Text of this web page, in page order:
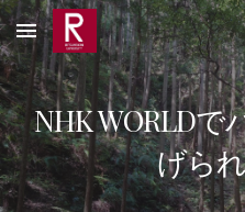
Skip to main content
NHK WORLD
げら